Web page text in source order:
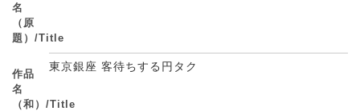
名
（原
題）/Title
作品
名
（和）/Title
東京銀座 客待ちする円タク